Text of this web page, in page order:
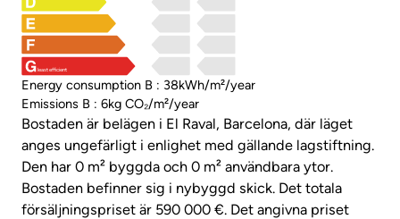
least efficient
Energy consumption B : 38kWh/m²/year
Emissions B : 6kg CO₂/m²/year
Bostaden är belägen i El Raval, Barcelona, där läget
anges ungefärligt i enlighet med gällande lagstiftning.
Den har 0 m² byggda och 0 m² användbara ytor.
Bostaden befinner sig i nybyggd skick. Det totala
försäljningspriset är 590 000 €. Det angivna priset